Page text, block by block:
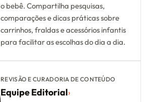
o bebê. Compartilha pesquisas,
comparações e dicas práticas sobre
carrinhos, fraldas e acessórios infantis
para facilitar as escolhas do dia a dia.
REVISÃO E CURADORIA DE CONTEÚDO
Equipe Editorial›